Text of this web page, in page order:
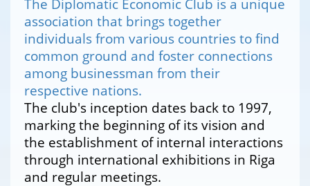
The Diplomatic Economic Club is a unique
association that brings together
individuals from various countries to find
common ground and foster connections
among businessman from their
respective nations.
The club's inception dates back to 1997,
marking the beginning of its vision and
the establishment of internal interactions
through international exhibitions in Riga
and regular meetings.